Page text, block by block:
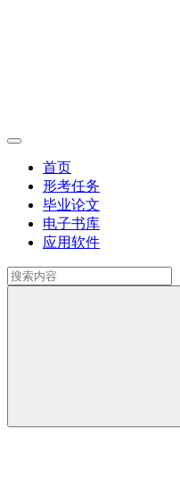
首页
形考任务
毕业论文
电子书库
应用软件